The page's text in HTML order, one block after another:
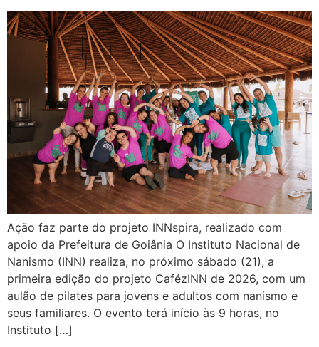
Ação faz parte do projeto INNspira, realizado com
apoio da Prefeitura de Goiânia O Instituto Nacional de
Nanismo (INN) realiza, no próximo sábado (21), a
primeira edição do projeto CafézINN de 2026, com um
aulão de pilates para jovens e adultos com nanismo e
seus familiares. O evento terá início às 9 horas, no
Instituto […]